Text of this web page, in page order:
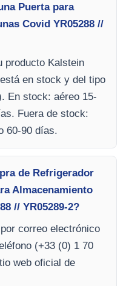
Puerta para
Covid YR05288 //
producto Kalstein
en stock y del tipo
En stock: aéreo 15-
Fuera de stock:
60-90 días.
de Refrigerador
Almacenamiento
// YR05289-2?
correo electrónico
(+33 (0) 1 70
web oficial de